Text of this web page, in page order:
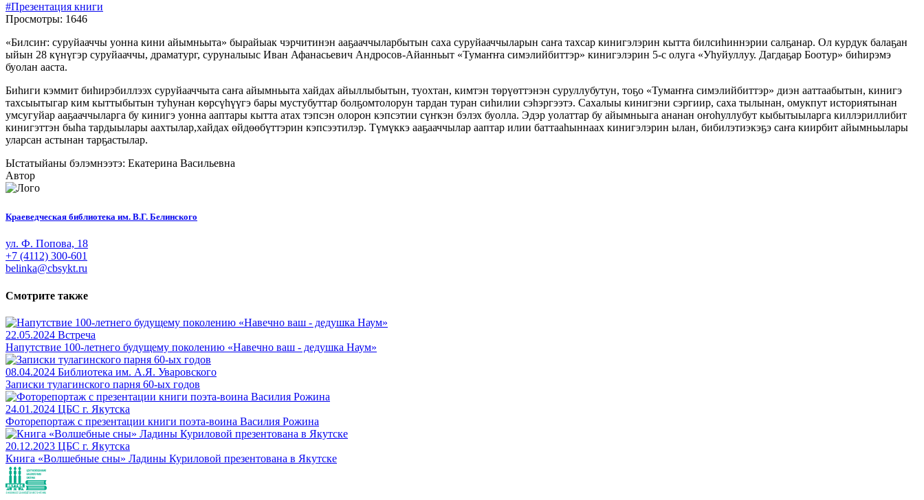
#Презентация книги
Просмотры: 1646
«Билсиҥ: суруйааччы уонна кини айымньыта» бырайыак чэрчитинэн ааҕааччыларбытын саха суруйааччыларын саҥа тахсар кинигэлэрин кытта билсиһиннэрии салҕанар. Ол курдук балаҕан
ыйын 28 күнүгэр суруйааччы, драматург, суруналыыс Иван Афанасьевич Андросов-Айанньыт «Тумаҥҥа симэлийбиттэр» кинигэлэрин 5-с олуга «Уһуйуллуу. Дагдаҕар Боотур» биһирэмэ
буолан ааста.
Биһиги кэммит биһирэбиллээх суруйааччыта саҥа айымньыта хайдах айыллыбытын, туохтан, кимтэн төрүөттэнэн суруллубутун, тоҕо «Тумаҥҥа симэлийбиттэр» диэн ааттаабытын, кинигэ
тахсыытыгар ким кыттыбытын туһунан көрсүһүүгэ бары мустубуттар болҕомтолорун тардан туран сиһилии сэһэргээтэ. Сахалыы кинигэни сэргиир, саха тылынан, омукпут историятынан
умсугуйар ааҕааччыларга бу кинигэ уонна ааптары кытта атах тэпсэн олорон кэпсэтии сүҥкэн бэлэх буолла. Эдэр уолаттар бу айымньыга ананан оҥоһуллубут кыбытыыларга киллэриллибит
кинигэттэн быһа тардыылары аахтылар,хайдах өйдөөбүттэрин кэпсээтилэр. Түмүккэ ааҕааччылар ааптар илии баттааһыннаах кинигэлэрин ылан, бибилэтиэкэҕэ саҥа киирбит айымньылары
уларсан астынан тарҕастылар.
Ыстатыйаны бэлэмнээтэ: Екатерина Васильевна
Автор
Краеведческая библиотека им. В.Г. Белинского
ул. Ф. Попова, 18
+7 (4112) 300-601
belinka@cbsykt.ru
Смотрите также
22.05.2024 Встреча
Напутствие 100-летнего будущему поколению «Навечно ваш - дедушка Наум»
08.04.2024 Библиотека им. А.Я. Уваровского
Записки тулагинского парня 60-ых годов
24.01.2024 ЦБС г. Якутска
Фоторепортаж с презентации книги поэта-воина Василия Рожина
20.12.2023 ЦБС г. Якутска
Книга «Волшебные сны» Ладины Куриловой презентована в Якутске